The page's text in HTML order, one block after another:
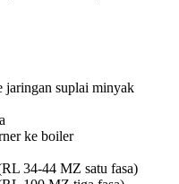
jaringan suplai minyak
ke boiler
34-44 MZ satu fasa)